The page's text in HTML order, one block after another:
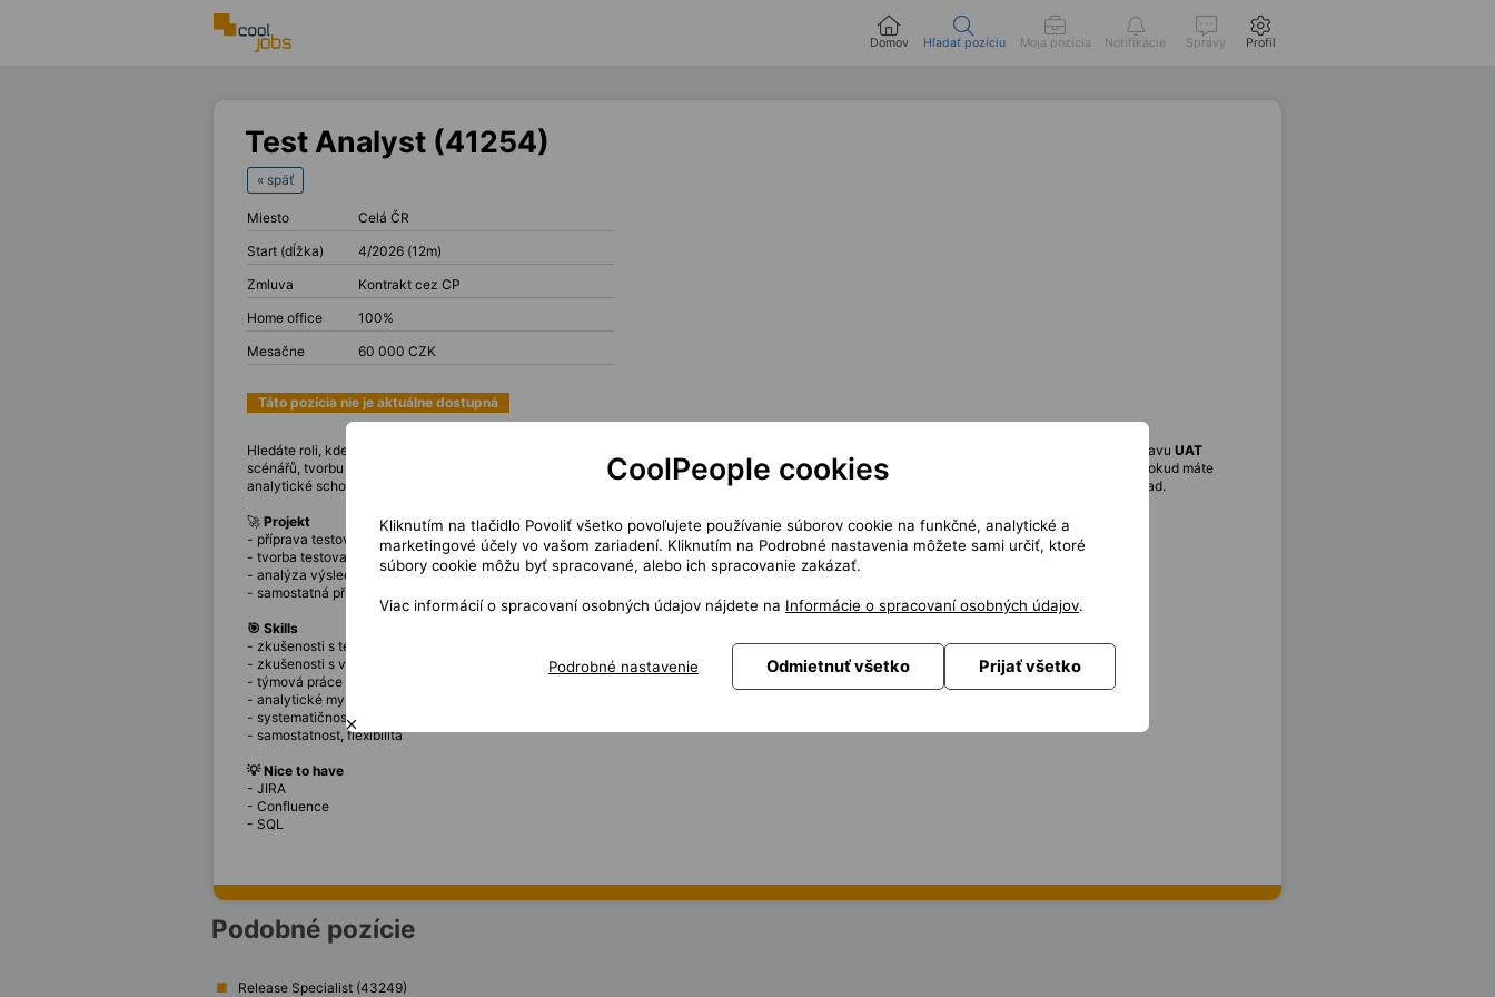
Domov Hľadať pozíciu Moja pozícia Notifikácie Správy Profil
Test Analyst (41254)
« späť
Miesto
Celá ČR
Start (dĺžka)
4/2026 (12m)
Zmluva
Kontrakt cez CP
Home office
100%
Mesačne
60 000 CZK
Táto pozícia nie je aktuálne dostupná
Hledáte roli, kde využijete zkušenosti s testováním a opravdu ovlivníte kvalitu produktu? V roli převezmete zodpovědnost za přípravu UAT
scénářů, tvorbu testovacích dat i analýzu výsledků. Budete samostatně plánovat a exekuovat testy a zároveň spolupracovat na řešení defektů. Pokud máte
analytické schopnosti, cit pro detail a chuť podílet se na zlepšování webových aplikací, čeká na Vás prostředí, kde Vaše práce bude mít jasný dopad.
🚀 Projekt
- příprava testovacích cílů, scénářů a návrhu testovacích dat pro UAT webové aplikace
- tvorba testovacích požadavků dle zadání
- analýza výsledků testů a spolupráce na řešení defektů
- samostatná příprava a exekuce testů
🎯 Skills
- zkušenosti s testováním SW aplikací alespoň 3 roky
- zkušenosti s vyhodnocováním nahlášených chyb
- týmová práce
- analytické myšlení
- systematičnost, spolehlivost, pečlivost
- samostatnost, flexibilita
💡 Nice to have
- JIRA
- Confluence
- SQL
Podobné pozície
Release Specialist (43249)
CoolPeople cookies
Kliknutím na tlačidlo Povoliť všetko povoľujete používanie súborov cookie na funkčné, analytické a
marketingové účely vo vašom zariadení. Kliknutím na Podrobné nastavenia môžete sami určiť, ktoré
súbory cookie môžu byť spracované, alebo ich spracovanie zakázať.
Viac informácií o spracovaní osobných údajov nájdete na Informácie o spracovaní osobných údajov.
Podrobné nastavenie Odmietnuť všetko Prijať všetko